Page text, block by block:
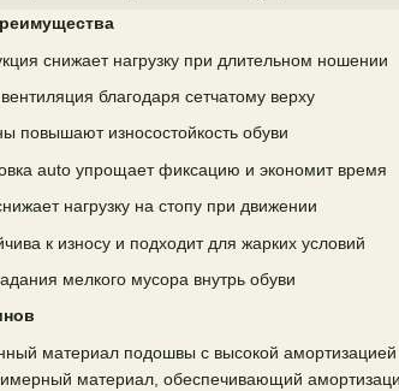
снижает нагрузку при длительном ношении
благодаря сетчатому верху
повышают износостойкость обуви
auto упрощает фиксацию и экономит время
нагрузку на стопу при движении
к износу и подходит для жарких условий
мелкого мусора внутрь обуви
материал подошвы с высокой амортизацией
материал, обеспечивающий